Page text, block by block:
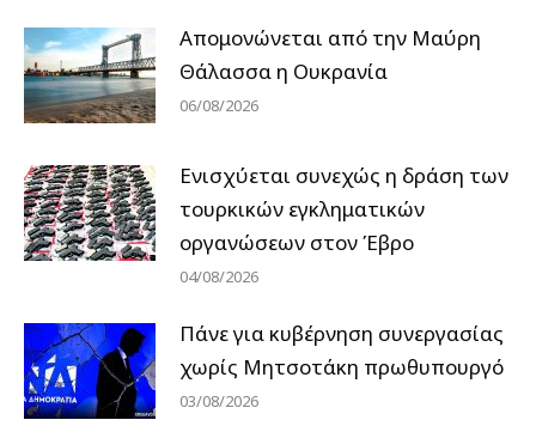
Απομονώνεται από την Μαύρη
Θάλασσα η Ουκρανία
06/08/2026
Ενισχύεται συνεχώς η δράση των
τουρκικών εγκληματικών
οργανώσεων στον Έβρο
04/08/2026
Πάνε για κυβέρνηση συνεργασίας
χωρίς Μητσοτάκη πρωθυπουργό
03/08/2026